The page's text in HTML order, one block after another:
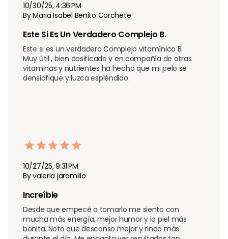
10/30/25, 4:36 PM
By Maria Isabel Benito Corchete
Este Si Es Un Verdadero Complejo B.
Este si es un verdadero Complejo vitamínico B.
Muy útil , bien dosificado y en compañía de otras
vitaminas y nutrientes ha hecho que mi pelo se
densidfique y luzca espléndido.
10/27/25, 9:31 PM
By valeria jaramillo
Increíble
Desde que empecé a tomarlo me siento con
mucha más energía, mejor humor y la piel más
bonita. Noto que descanso mejor y rindo más